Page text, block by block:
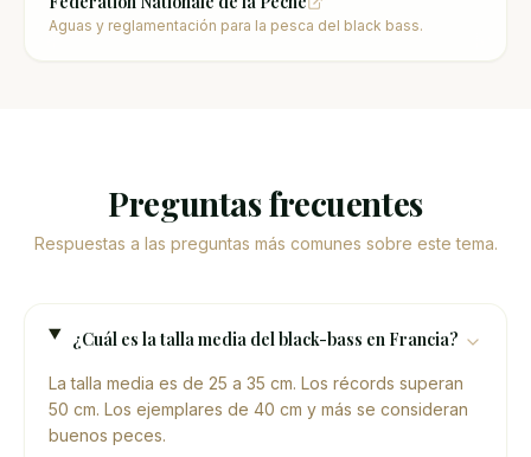
Aguas y reglamentación para la pesca del black bass.
Preguntas frecuentes
Respuestas a las preguntas más comunes sobre este tema.
¿Cuál es la talla media del black-bass en Francia?
La talla media es de 25 a 35 cm. Los récords superan
50 cm. Los ejemplares de 40 cm y más se consideran
buenos peces.